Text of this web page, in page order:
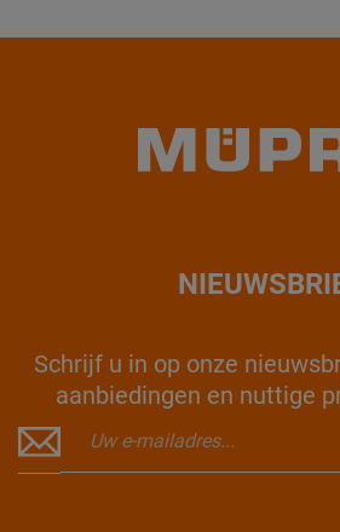
Schrijf u in op onze
aanbiedingen en nuttige